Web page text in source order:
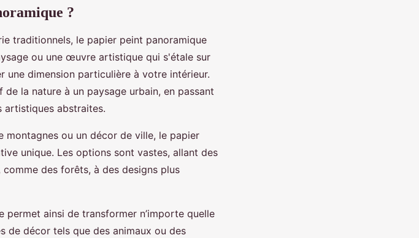
?
traditionnels, le papier peint panoramique
ou une œuvre artistique qui s'étale sur
une dimension particulière à votre intérieur.
la nature à un paysage urbain, en passant
artistiques abstraites.
montagnes ou un décor de ville, le papier
unique. Les options sont vastes, allant des
des forêts, à des designs plus
permet ainsi de transformer n’importe quelle
de décor tels que des animaux ou des